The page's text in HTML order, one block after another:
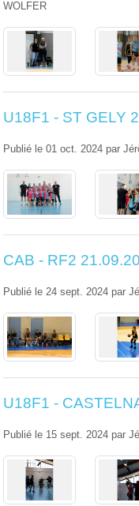
WOLFER
U18F1 - ST GELY
Publié le 01 oct. 2024 par
CAB - RF2
Publié le 24 sept. 2024 par
U18F1 -
Publié le 15 sept. 2024 par